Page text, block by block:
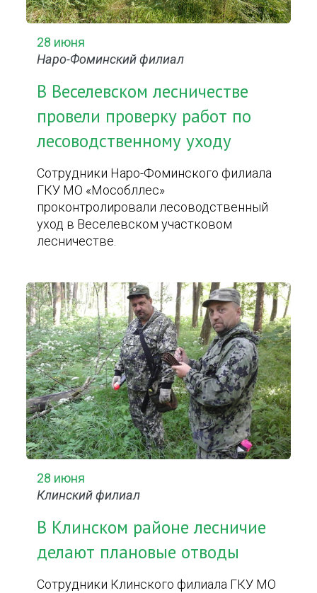
28 июня
Наро-Фоминский филиал
В Веселевском лесничестве
провели проверку работ по
лесоводственному уходу
Сотрудники Наро-Фоминского филиала
ГКУ МО «Мособллес»
проконтролировали лесоводственный
уход в Веселевском участковом
лесничестве.
28 июня
Клинский филиал
В Клинском районе лесничие
делают плановые отводы
Сотрудники Клинского филиала ГКУ МО